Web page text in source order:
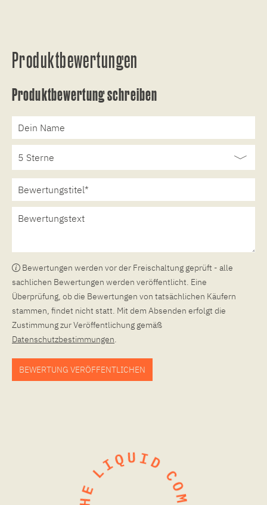
Produktbewertungen
Produktbewertung schreiben
Bewertungen werden vor der Freischaltung geprüft - alle
sachlichen Bewertungen werden veröffentlicht. Eine
Überprüfung, ob die Bewertungen von tatsächlichen Käufern
stammen, findet nicht statt. Mit dem Absenden erfolgt die
Zustimmung zur Veröffentlichung gemäß
Datenschutzbestimmungen.
BEWERTUNG VERÖFFENTLICHEN